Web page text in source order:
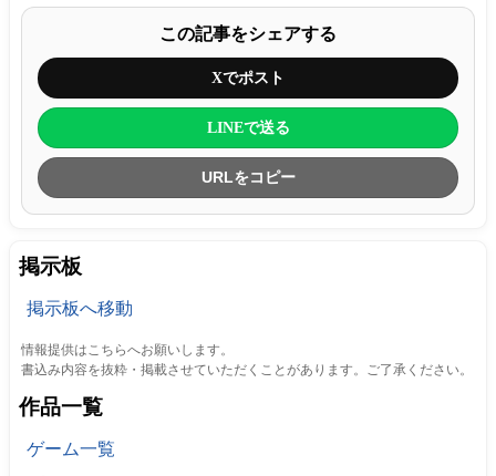
掲示板
掲示板へ移動
情報提供はこちらへお願いします。
書込み内容を抜粋・掲載させていただくことがあります。ご了承ください。
作品一覧
ゲーム一覧
この記事をシェアする
Xでポスト
LINEで送る
URLをコピー